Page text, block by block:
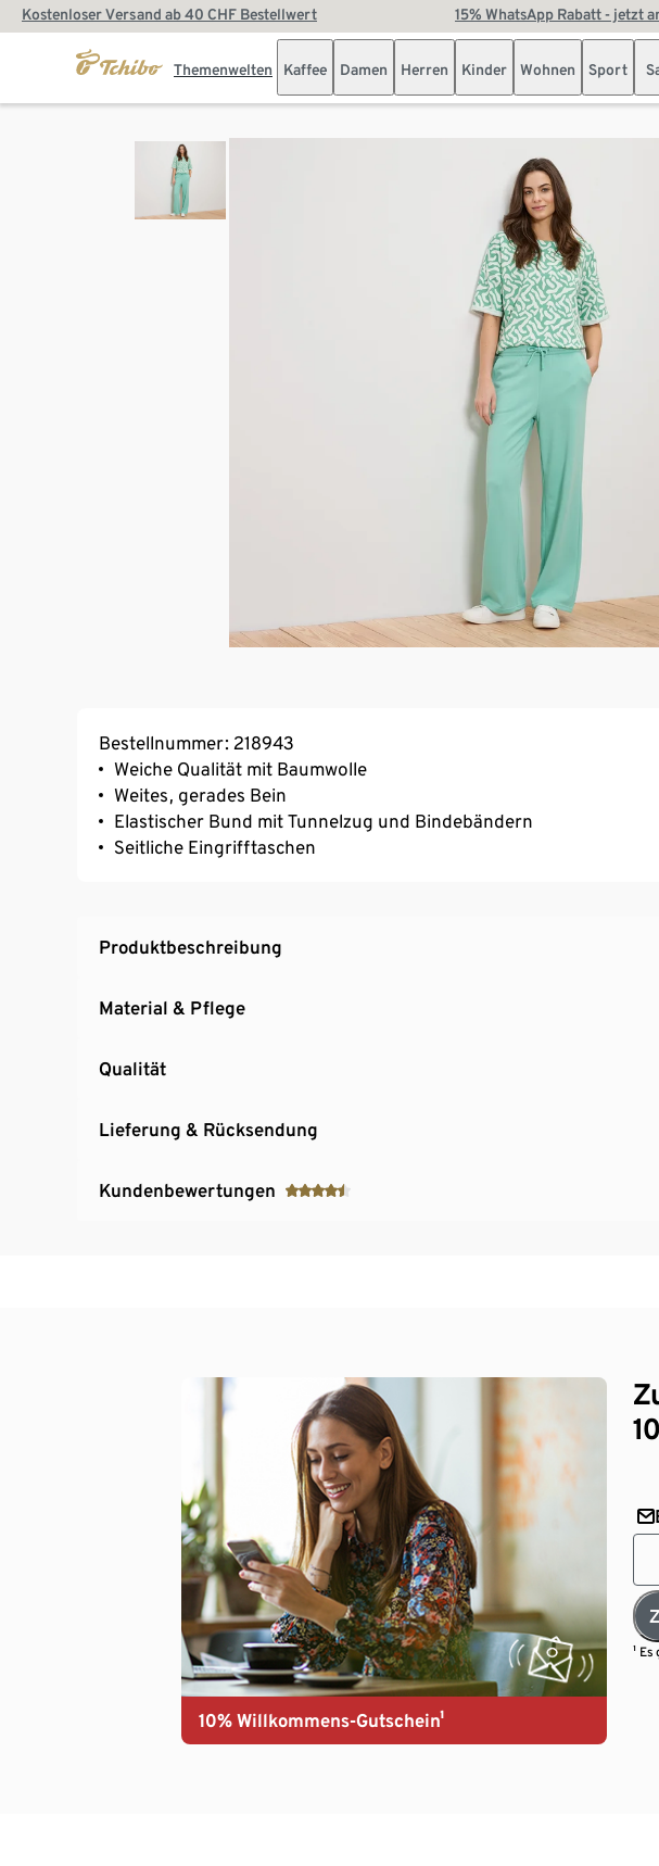
Kostenloser Versand ab 40 CHF Bestellwert 15% WhatsApp Rabatt - jetzt
Themenwelten Kaffee Damen Herren Kinder Wohnen Sport
Bestellnummer: 218943
Weiche Qualität mit Baumwolle
Weites, gerades Bein
Elastischer Bund mit Tunnelzug und Bindebändern
Seitliche Eingrifftaschen
Produktbeschreibung
Material & Pflege
Qualität
Lieferung & Rücksendung
Kundenbewertungen
10% Willkommens-Gutschein¹
¹